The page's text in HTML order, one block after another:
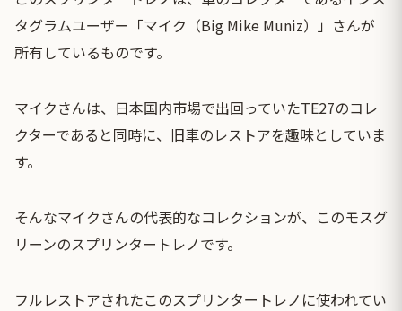
タグラムユーザー「マイク（Big Mike Muniz）」さんが
所有しているものです。
マイクさんは、日本国内市場で出回っていたTE27のコレ
クターであると同時に、旧車のレストアを趣味としていま
す。
そんなマイクさんの代表的なコレクションが、このモスグ
リーンのスプリンタートレノです。
フルレストアされたこのスプリンタートレノに使われてい